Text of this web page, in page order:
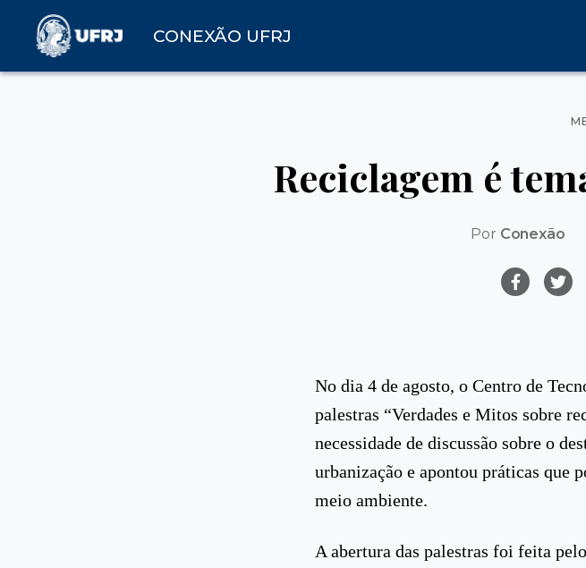
CONEXÃO UFRJ
Reciclagem é
Por Conexão
No dia 4 de agosto, o Centro de
palestras “Verdades e Mitos sobre
necessidade de discussão sobre o
urbanização e apontou práticas que
meio ambiente.
A abertura das palestras foi feita